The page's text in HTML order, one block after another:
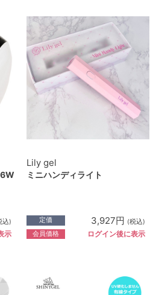
込)
示
Lily gel
ミニハンディライト
定価 3,927円 (税込)
会員価格 ログイン後に表示